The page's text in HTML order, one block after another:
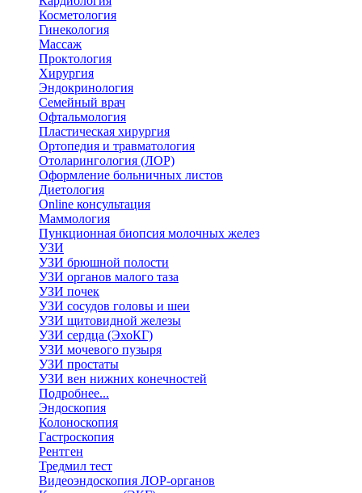
Косметология
Гинекология
Массаж
Проктология
Хирургия
Эндокринология
Семейный врач
Офтальмология
Пластическая хирургия
Ортопедия и травматология
Отоларингология (ЛОР)
Оформление больничных листов
Диетология
Online консультация
Маммология
Пункционная биопсия молочных желез
УЗИ
УЗИ брюшной полости
УЗИ органов малого таза
УЗИ почек
УЗИ сосудов головы и шеи
УЗИ щитовидной железы
УЗИ сердца (ЭхоКГ)
УЗИ мочевого пузыря
УЗИ простаты
УЗИ вен нижних конечностей
Подробнее...
Эндоскопия
Колоноскопия
Гастроскопия
Рентген
Тредмил тест
Видеоэндоскопия ЛОР-органов